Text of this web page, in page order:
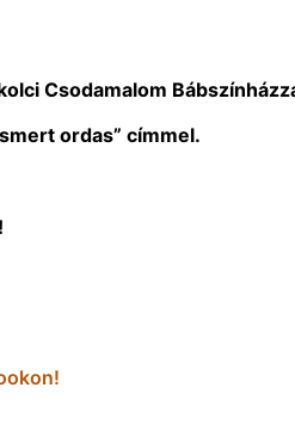
Csodamalom
ordas” címmel.